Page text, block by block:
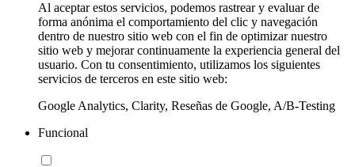
Al aceptar estos servicios, podemos rastrear y evaluar de
forma anónima el comportamiento del clic y navegación
dentro de nuestro sitio web con el fin de optimizar nuestro
sitio web y mejorar continuamente la experiencia general del
usuario. Con tu consentimiento, utilizamos los siguientes
servicios de terceros en este sitio web:
Google Analytics, Clarity, Reseñas de Google, A/B-Testing
Funcional